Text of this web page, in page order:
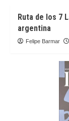
Ruta de los 7
argentina
Felipe Barmar